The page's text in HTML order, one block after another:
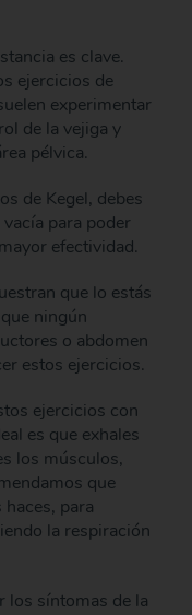
es clave.
ejercicios de
experimentar
de la vejiga y
pélvica.
de Kegel, debes
para poder
efectividad.
que lo estás
ningún
o abdomen
estos ejercicios.
ejercicios con
es que exhales
los músculos,
que
para
la respiración
los síntomas de la